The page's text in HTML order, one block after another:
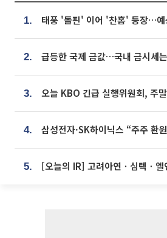
1.
2. 급등한 국제 금값…국내 금시세
3. 오늘 KBO 긴급 실행위원회, 주
4. 삼성전자·SK하이닉스 “주주 환
5. [오늘의 IR] 고려아연ㆍ심텍ㆍ엘